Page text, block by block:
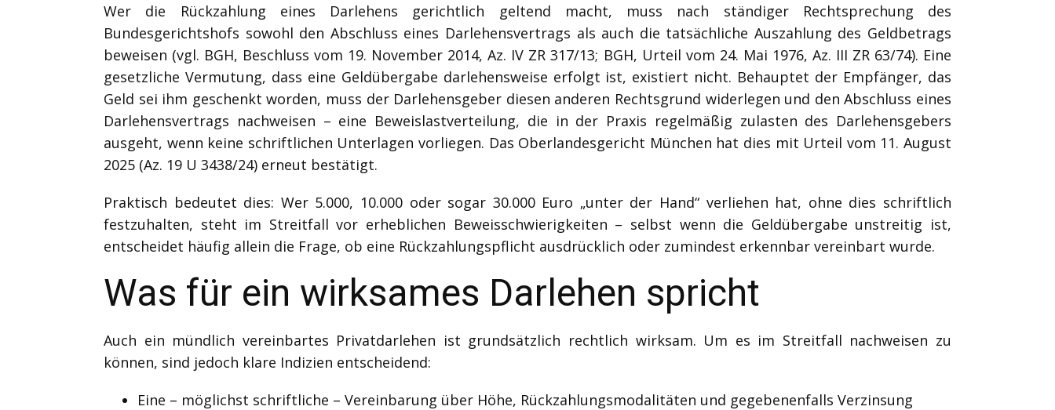
Wer die Rückzahlung eines Darlehens gerichtlich geltend macht, muss nach ständiger Rechtsprechung des
Bundesgerichtshofs sowohl den Abschluss eines Darlehensvertrags als auch die tatsächliche Auszahlung des Geldbetrags
beweisen (vgl. BGH, Beschluss vom 19. November 2014, Az. IV ZR 317/13; BGH, Urteil vom 24. Mai 1976, Az. III ZR 63/74). Eine
gesetzliche Vermutung, dass eine Geldübergabe darlehensweise erfolgt ist, existiert nicht. Behauptet der Empfänger, das
Geld sei ihm geschenkt worden, muss der Darlehensgeber diesen anderen Rechtsgrund widerlegen und den Abschluss eines
Darlehensvertrags nachweisen – eine Beweislastverteilung, die in der Praxis regelmäßig zulasten des Darlehensgebers
ausgeht, wenn keine schriftlichen Unterlagen vorliegen. Das Oberlandesgericht München hat dies mit Urteil vom 11. August
2025 (Az. 19 U 3438/24) erneut bestätigt.
Praktisch bedeutet dies: Wer 5.000, 10.000 oder sogar 30.000 Euro „unter der Hand“ verliehen hat, ohne dies schriftlich
festzuhalten, steht im Streitfall vor erheblichen Beweisschwierigkeiten – selbst wenn die Geldübergabe unstreitig ist,
entscheidet häufig allein die Frage, ob eine Rückzahlungspflicht ausdrücklich oder zumindest erkennbar vereinbart wurde.
Was für ein wirksames Darlehen spricht
Auch ein mündlich vereinbartes Privatdarlehen ist grundsätzlich rechtlich wirksam. Um es im Streitfall nachweisen zu
können, sind jedoch klare Indizien entscheidend:
Eine – möglichst schriftliche – Vereinbarung über Höhe, Rückzahlungsmodalitäten und gegebenenfalls Verzinsung